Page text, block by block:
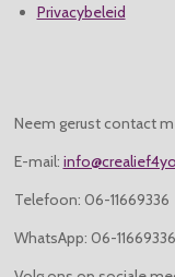
Privacybeleid
Neem gerust contact
E-mail:
Telefoon: 06-11669336
WhatsApp: 06-11669336